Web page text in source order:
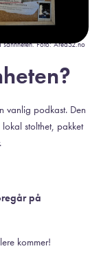
sannheten. Foto: Area52.no
vanlig podkast. Den
stolthet, pakket
på
kommer!